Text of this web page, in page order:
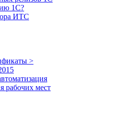
1С?
ИТС
>
рабочих мест